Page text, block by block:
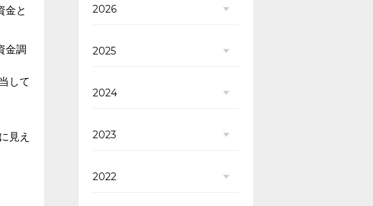
金と
金調
して
見え
2026
2025
2024
2023
2022